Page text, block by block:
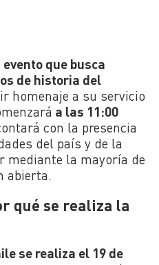
que busca
de historia del
homenaje a su servicio
a las 11:00
con la presencia
del país y de la
mediante la mayoría de
abierta.
qué se realiza la
se realiza el 19 de